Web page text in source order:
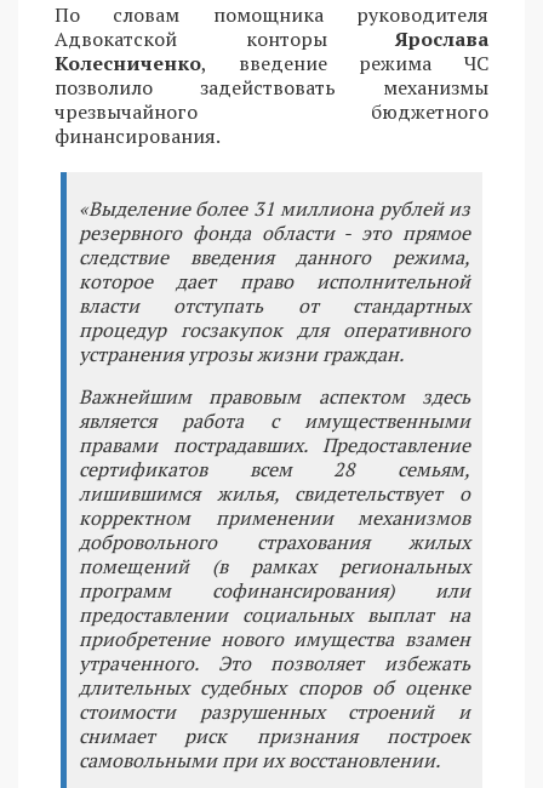
По словам помощника руководителя
Адвокатской конторыЯрослава
Колесниченко, введение режима ЧС
позволило задействовать механизмы
чрезвычайного бюджетного
финансирования.
«Выделение более 31 миллиона рублей из
резервного фонда области - это прямое
следствие введения данного режима,
которое дает право исполнительной
власти отступать от стандартных
процедур госзакупок для оперативного
устранения угрозы жизни граждан.
Важнейшим правовым аспектом здесь
является работа с имущественными
правами пострадавших. Предоставление
сертификатов всем 28 семьям,
лишившимся жилья, свидетельствует о
корректном применении механизмов
добровольного страхования жилых
помещений (в рамках региональных
программ софинансирования) или
предоставлении социальных выплат на
приобретение нового имущества взамен
утраченного. Это позволяет избежать
длительных судебных споров об оценке
стоимости разрушенных строений и
снимает риск признания построек
самовольными при их восстановлении.